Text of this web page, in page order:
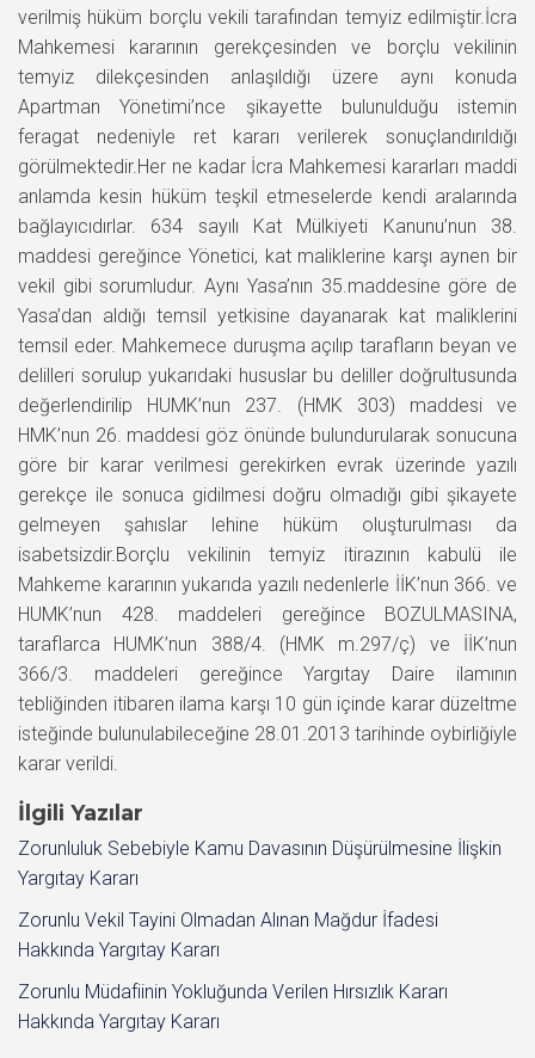
verilmiş hüküm borçlu vekili tarafından temyiz edilmiştir.İcra
Mahkemesi kararının gerekçesinden ve borçlu vekilinin
temyiz dilekçesinden anlaşıldığı üzere aynı konuda
Apartman Yönetimi’nce şikayette bulunulduğu istemin
feragat nedeniyle ret kararı verilerek sonuçlandırıldığı
görülmektedir.Her ne kadar İcra Mahkemesi kararları maddi
anlamda kesin hüküm teşkil etmeselerde kendi aralarında
bağlayıcıdırlar. 634 sayılı Kat Mülkiyeti Kanunu’nun 38.
maddesi gereğince Yönetici, kat maliklerine karşı aynen bir
vekil gibi sorumludur. Aynı Yasa’nın 35.maddesine göre de
Yasa’dan aldığı temsil yetkisine dayanarak kat maliklerini
temsil eder. Mahkemece duruşma açılıp tarafların beyan ve
delilleri sorulup yukarıdaki hususlar bu deliller doğrultusunda
değerlendirilip HUMK’nun 237. (HMK 303) maddesi ve
HMK’nun 26. maddesi göz önünde bulundurularak sonucuna
göre bir karar verilmesi gerekirken evrak üzerinde yazılı
gerekçe ile sonuca gidilmesi doğru olmadığı gibi şikayete
gelmeyen şahıslar lehine hüküm oluşturulması da
isabetsizdir.Borçlu vekilinin temyiz itirazının kabulü ile
Mahkeme kararının yukarıda yazılı nedenlerle İİK’nun 366. ve
HUMK’nun 428. maddeleri gereğince BOZULMASINA,
taraflarca HUMK’nun 388/4. (HMK m.297/ç) ve İİK’nun
366/3. maddeleri gereğince Yargıtay Daire ilamının
tebliğinden itibaren ilama karşı 10 gün içinde karar düzeltme
isteğinde bulunulabileceğine 28.01.2013 tarihinde oybirliğiyle
karar verildi.
İlgili Yazılar
Zorunluluk Sebebiyle Kamu Davasının Düşürülmesine İlişkin
Yargıtay Kararı
Zorunlu Vekil Tayini Olmadan Alınan Mağdur İfadesi
Hakkında Yargıtay Kararı
Zorunlu Müdafiinin Yokluğunda Verilen Hırsızlık Kararı
Hakkında Yargıtay Kararı